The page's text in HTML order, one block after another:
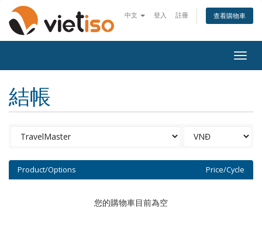
中文 登入 註冊 查看購物車
結帳
Product/Options Price/Cycle
您的購物車目前為空